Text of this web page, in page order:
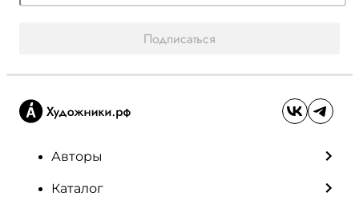
Подписаться
Авторы
Каталог